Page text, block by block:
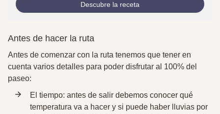
Descubre la receta
Antes de hacer la ruta
Antes de comenzar con la ruta tenemos que tener en
cuenta varios detalles para poder disfrutar al 100% del
paseo:
El tiempo: antes de salir debemos conocer qué
temperatura va a hacer y si puede haber lluvias por